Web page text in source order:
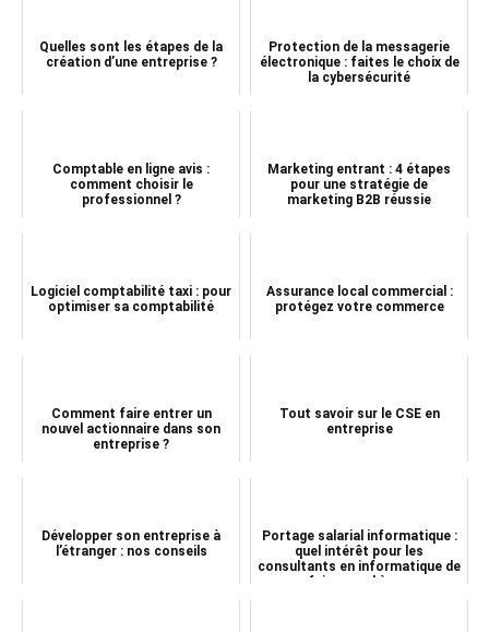
Quelles sont les étapes de la
création d’une entreprise ?
Protection de la messagerie
électronique : faites le choix de
la cybersécurité
Comptable en ligne avis :
comment choisir le
professionnel ?
Marketing entrant : 4 étapes
pour une stratégie de
marketing B2B réussie
Logiciel comptabilité taxi : pour
optimiser sa comptabilité
Assurance local commercial :
protégez votre commerce
Comment faire entrer un
nouvel actionnaire dans son
entreprise ?
Tout savoir sur le CSE en
entreprise
Développer son entreprise à
l’étranger : nos conseils
Portage salarial informatique :
quel intérêt pour les
consultants en informatique de
faire appel à u...